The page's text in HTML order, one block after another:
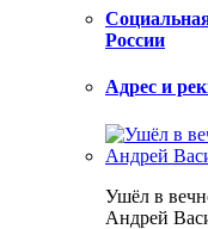
России
Адрес и
Ушёл в
Андрей